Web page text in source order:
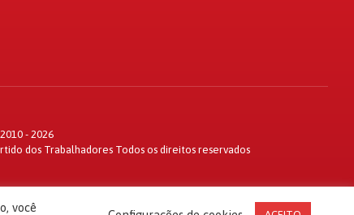
- 2026
dos Trabalhadores Todos os direitos reservados
você